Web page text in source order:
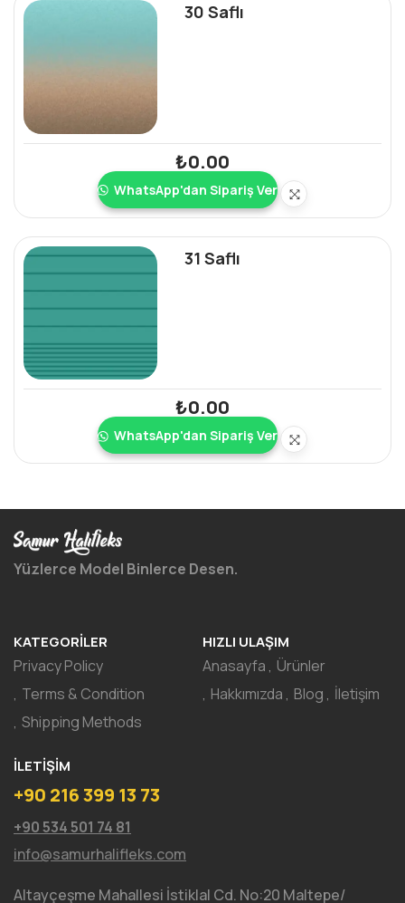
30 Saflı
₺0.00
WhatsApp'dan Sipariş Ver
31 Saflı
₺0.00
WhatsApp'dan Sipariş Ver
Yüzlerce Model Binlerce Desen.
KATEGORILER
Privacy Policy
Terms & Condition
Shipping Methods
HIZLI ULAŞIM
Anasayfa
Ürünler
Hakkımızda
Blog İletişim
İLETIŞIM
+90 216 399 13 73
+90 534 501 74 81
info@samurhalifleks.com
Altayçeşme Mahallesi İstiklal Cd. No:20 Maltepe/